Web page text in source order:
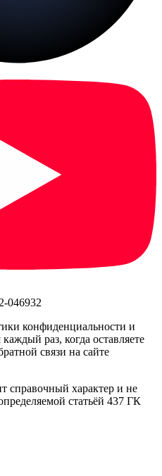
046932
конфиденциальности и
раз, когда оставляете
связи на сайте
справочный характер и не
статьёй 437 ГК